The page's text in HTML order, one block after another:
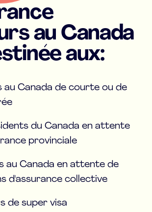
au Canada
aux:
au Canada de courte ou de
du Canada en attente
provinciale
au Canada en attente de
d'assurance collective
de super visa